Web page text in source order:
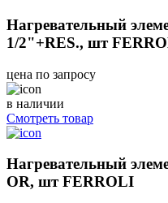
Нагревательный
1/2"+RES., шт
цена по запросу
в наличии
Смотреть товар
Нагревательный
OR, шт FERROLI